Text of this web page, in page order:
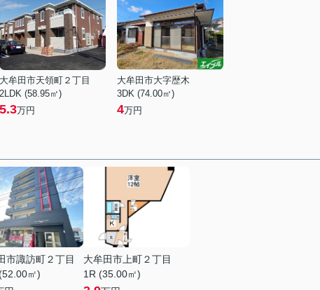
大牟田市天領町２丁目
2LDK (58.95㎡)
5.3万円
大牟田市大字歴木
3DK (74.00㎡)
4万円
市諏訪町２丁目
㎡)
大牟田市上町２丁目
1R (35.00㎡)